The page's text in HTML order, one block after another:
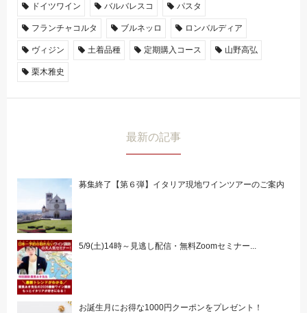
ドイツワイン バルバレスコ パスタ
フランチャコルタ ブルネッロ ロンバルディア
ヴィジン 土着品種 定期購入コース 山野高弘
栗木雅史
最新の記事
募集終了【第６弾】イタリア現地ワインツアーのご案内
5/9(土)14時～見逃し配信・無料Zoomセミナー...
お誕生月にお得な1000円クーポンをプレゼント！